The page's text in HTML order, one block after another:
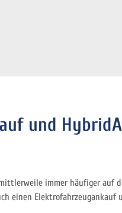
und
immer häufiger auf
einen